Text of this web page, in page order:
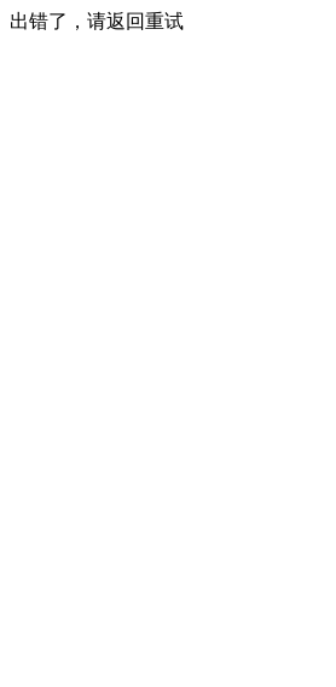
出错了，请返回重试